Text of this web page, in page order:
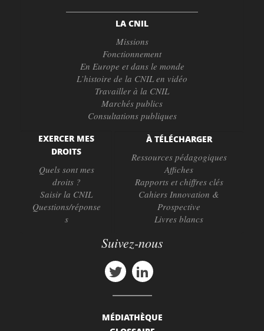
LA CNIL
Missions
Fonctionnement
En Europe et dans le monde
L’histoire de la CNIL en vidéo
Travailler à la CNIL
Marchés publics
Consultations publiques
EXERCER MES
DROITS
Quels sont mes
droits ?
Saisir la CNIL
Questions/réponse
s
À TÉLÉCHARGER
Ressources pédagogiques
Affiches
Rapports et chiffres clés
Cahiers Innovation &
Prospective
Livres blancs
Suivez-nous
MÉDIATHÈQUE